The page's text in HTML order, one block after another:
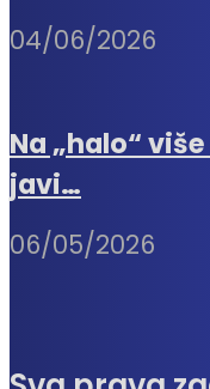
04/06/2026
Na „halo“
javi…
06/05/2026